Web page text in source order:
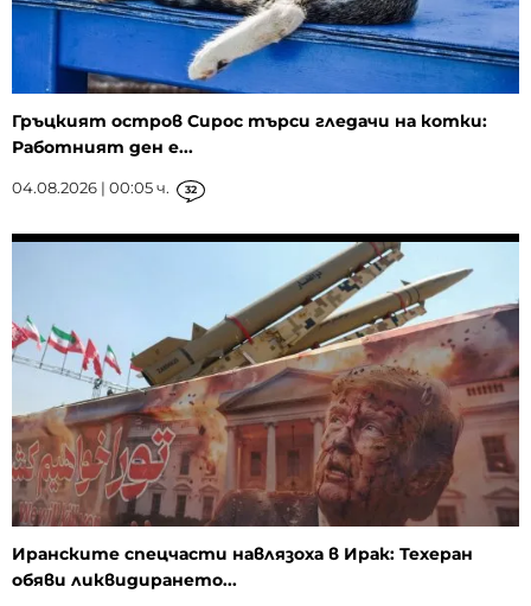
Гръцкият остров Сирос търси гледачи на котки:
Работният ден е...
04.08.2026 | 00:05 ч. 32
Иранските спецчасти навлязоха в Ирак: Техеран
обяви ликвидирането...